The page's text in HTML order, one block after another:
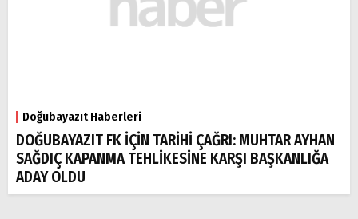
Doğubayazıt Haberleri
DOĞUBAYAZIT FK İÇİN TARİHİ ÇAĞRI: MUHTAR AYHAN
SAĞDIÇ KAPANMA TEHLİKESİNE KARŞI BAŞKANLIĞA
ADAY OLDU